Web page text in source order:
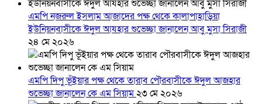
এমপি নজরুল ইসলাম আজাদের পক্ষ থেকে কালাপাহাড়িয়া
ইউনিয়নবাসীকে ঈদুল আযহার শুভেচ্ছা জানালেন আবু মুসা সিরাজী
২৪ মে ২০২৬
এমপি দিপু ভূঁইয়ার পক্ষ থেকে তারাব পৌরবাসীকে ঈদুল আজহার
শুভেচ্ছা জানালেন কে এম সিয়াম২৩ মে ২০২৬